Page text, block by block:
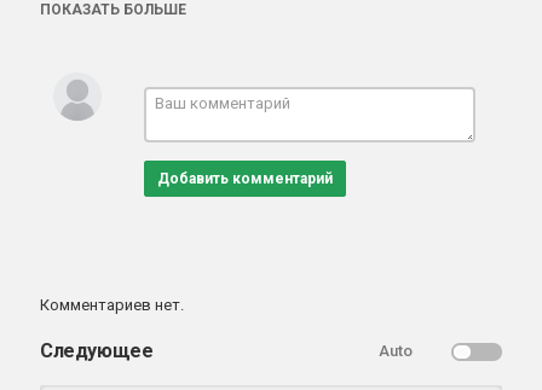
ПОКАЗАТЬ БОЛЬШЕ
Добавить комментарий
Комментариев нет.
Следующее Auto